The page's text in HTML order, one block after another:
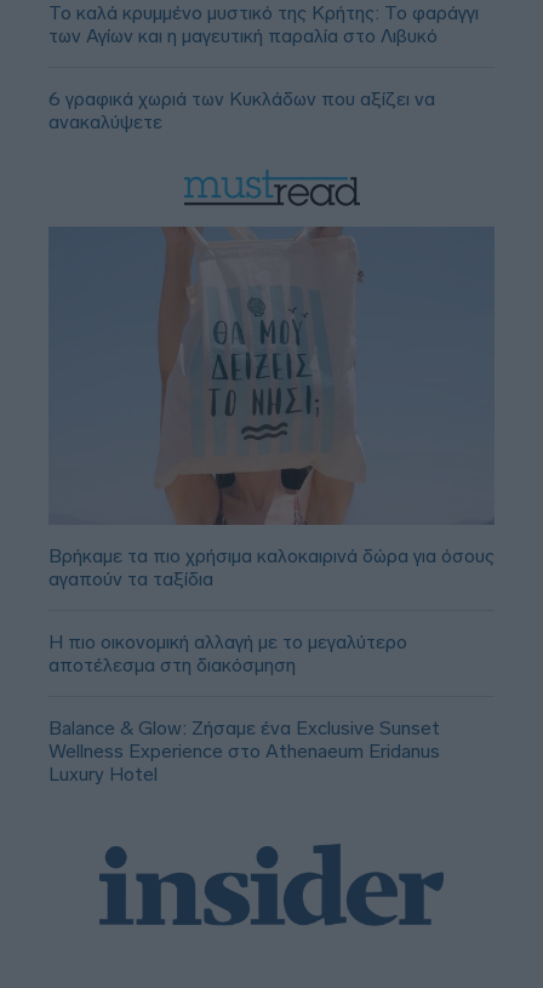
Το καλά κρυμμένο μυστικό της Κρήτης: Το φαράγγι
των Αγίων και η μαγευτική παραλία στο Λιβυκό
6 γραφικά χωριά των Κυκλάδων που αξίζει να
ανακαλύψετε
Βρήκαμε τα πιο χρήσιμα καλοκαιρινά δώρα για όσους
αγαπούν τα ταξίδια
Η πιο οικονομική αλλαγή με το μεγαλύτερο
αποτέλεσμα στη διακόσμηση
Balance & Glow: Ζήσαμε ένα Exclusive Sunset
Wellness Experience στο Athenaeum Eridanus
Luxury Hotel